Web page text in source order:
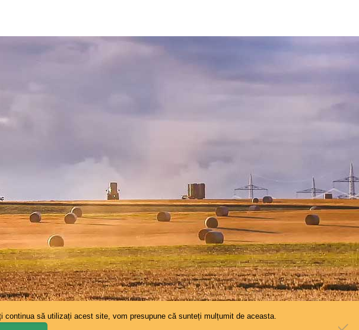
să utilizați acest site, vom presupune că sunteți mulțumit de aceasta.